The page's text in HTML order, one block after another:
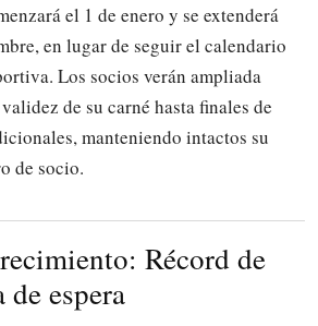
el 1 de enero y se extenderá
en lugar de seguir el calendario
Los socios verán ampliada
de su carné hasta finales de
manteniendo intactos su
de socio.
Récord de
espera